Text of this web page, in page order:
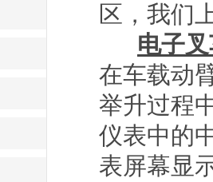
区，我们
电子
在车载动
举升过程
仪表中的
表屏幕显